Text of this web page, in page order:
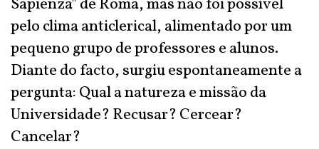
Sapienza" de Roma, mas não foi possível
pelo clima anticlerical, alimentado por um
pequeno grupo de professores e alunos.
Diante do facto, surgiu espontaneamente a
pergunta: Qual a natureza e missão da
Universidade? Recusar? Cercear?
Cancelar?